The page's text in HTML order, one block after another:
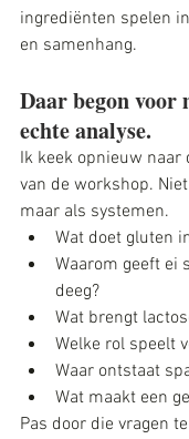
ingrediënten spelen
en samenhang.
Daar begon voor
echte analyse.
Ik keek opnieuw naar
van de workshop.
maar als systemen.
Wat doet gluten
Waarom geeft ei
deeg?
Wat brengt
Welke rol speelt
Waar ontstaat
Wat maakt een
Pas door die vragen